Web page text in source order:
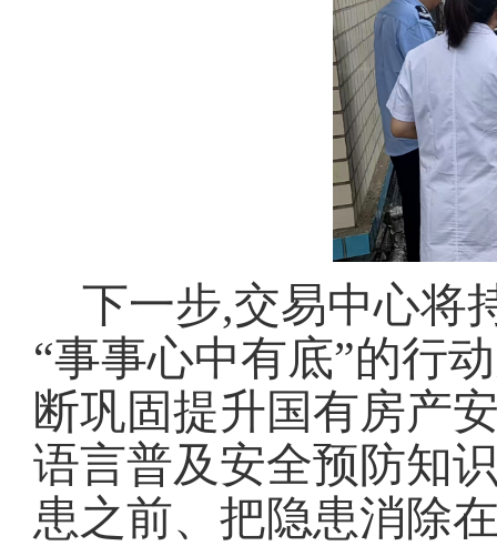
下一步,交易中心将
“事事心中有底”的行
断巩固提升国有房产
语言普及安全预防知
患之前、把隐患消除